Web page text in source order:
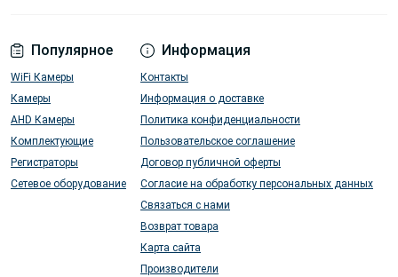
Популярное
WiFi Камеры
Камеры
AHD Камеры
Комплектующие
Регистраторы
Сетевое оборудование
Информация
Контакты
Информация о доставке
Политика конфиденциальности
Пользовательское соглашение
Договор публичной оферты
Согласие на обработку персональных данных
Связаться с нами
Возврат товара
Карта сайта
Производители